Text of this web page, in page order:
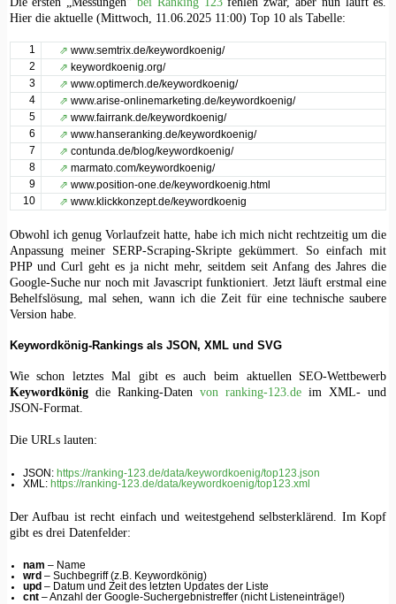
Hier die aktuelle (Mittwoch, 11.06.2025 11:00) Top 10 als Tabelle:
1 ⇗ www.semtrix.de/keywordkoenig/
2
⇗ keywordkoenig.org/
3
⇗ www.optimerch.de/keywordkoenig/
4
⇗ www.arise-onlinemarketing.de/keywordkoenig/
5
⇗ www.fairrank.de/keywordkoenig/
6
⇗ www.hanseranking.de/keywordkoenig/
7
⇗ contunda.de/blog/keywordkoenig/
8
⇗ marmato.com/keywordkoenig/
9
⇗ www.position-one.de/keywordkoenig.html
10
⇗ www.klickkonzept.de/keywordkoenig
Obwohl ich genug Vorlaufzeit hatte, habe ich mich nicht rechtzeitig um die
Anpassung meiner SERP-Scraping-Skripte gekümmert. So einfach mit
PHP und Curl geht es ja nicht mehr, seitdem seit Anfang des Jahres die
Google-Suche nur noch mit Javascript funktioniert. Jetzt läuft erstmal eine
Behelfslösung, mal sehen, wann ich die Zeit für eine technische saubere
Version habe.
Keywordkönig-Rankings als JSON, XML und SVG
Wie schon letztes Mal gibt es auch beim aktuellen SEO-Wettbewerb
Keywordkönigdie Ranking-Daten von ranking-123.de im XML- und
JSON-Format.
Die URLs lauten:
JSON: https://ranking-123.de/data/keywordkoenig/top123.json
XML: https://ranking-123.de/data/keywordkoenig/top123.xml
Der Aufbau ist recht einfach und weitestgehend selbsterklärend. Im Kopf
gibt es drei Datenfelder:
nam – Name
wrd – Suchbegriff (z.B. Keywordkönig)
upd – Datum und Zeit des letzten Updates der Liste
cnt – Anzahl der Google-Suchergebnistreffer (nicht Listeneinträge!)